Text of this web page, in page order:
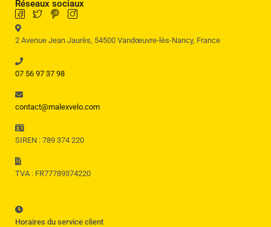
Réseaux sociaux
2 Avenue Jean Jaurès, 54500 Vandœuvre-lès-Nancy, France
07 56 97 37 98
contact@malexvelo.com
SIREN : 789 374 220
TVA : FR77789374220
Horaires du service client